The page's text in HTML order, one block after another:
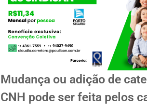
Mudança ou adição de
CNH pode ser feita pelos